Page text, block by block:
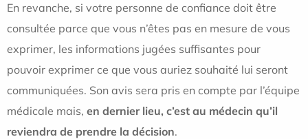
En revanche, si votre personne de confiance doit être
consultée parce que vous n’êtes pas en mesure de vous
exprimer, les informations jugées suffisantes pour
pouvoir exprimer ce que vous auriez souhaité lui seront
communiquées. Son avis sera pris en compte par l’équipe
médicale mais, en dernier lieu, c’est au médecin qu’il
reviendra de prendre la décision.